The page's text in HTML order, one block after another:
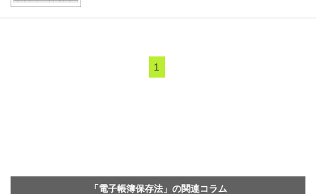
1
「電子帳簿保存法」の関連コラム